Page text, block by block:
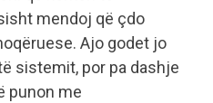
mendoj që çdo
Ajo godet jo
sistemit, por pa dashje
punon me